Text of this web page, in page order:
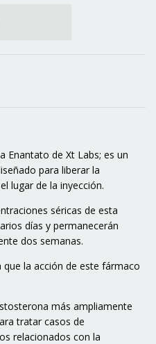
Enantato de Xt Labs; es un
para liberar la
lugar de la inyección.
séricas de esta
días y permanecerán
dos semanas.
la acción de este fármaco
más ampliamente
tratar casos de
relacionados con la